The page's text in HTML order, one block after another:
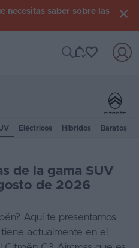
necesitas saber sobre las
Eléctricos Híbridos Baratos
de la gama SUV
de 2026
Aquí te presentamos
actualmente en el